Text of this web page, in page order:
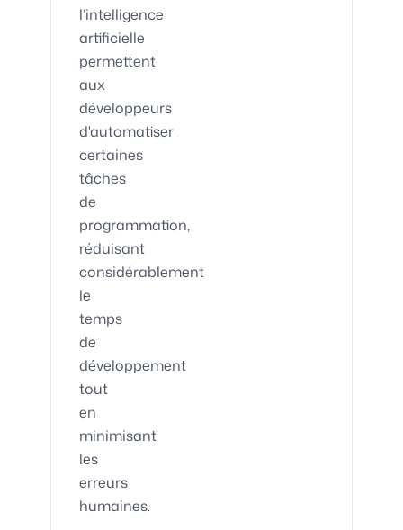
l’intelligence
artificielle
permettent
aux
développeurs
d'automatiser
certaines
tâches
de
programmation,
réduisant
considérablement
le
temps
de
développement
tout
en
minimisant
les
erreurs
humaines.